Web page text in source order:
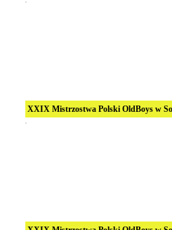
XXIX Mistrzostwa Polski OldBoys w